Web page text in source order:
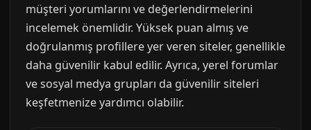
müşteri yorumlarını ve değerlendirmelerini
incelemek önemlidir. Yüksek puan almış ve
doğrulanmış profillere yer veren siteler, genellikle
daha güvenilir kabul edilir. Ayrıca, yerel forumlar
ve sosyal medya grupları da güvenilir siteleri
keşfetmenize yardımcı olabilir.